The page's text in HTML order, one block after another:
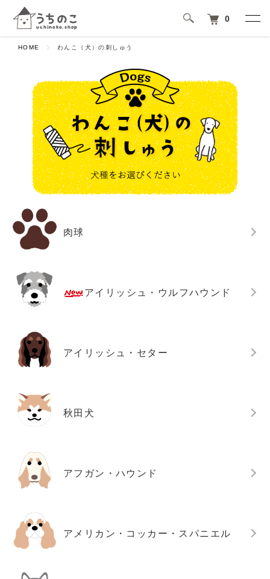
0
HOME わんこ（犬）の刺しゅう
肉球
アイリッシュ・ウルフハウンド
アイリッシュ・セター
秋田犬
アフガン・ハウンド
アメリカン・コッカー・スパニエル